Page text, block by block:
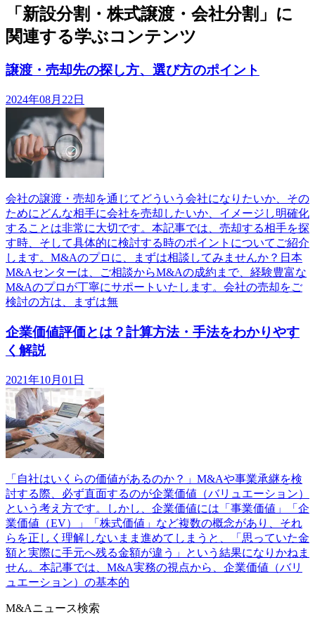
「新設分割・株式譲渡・会社分割」に
関連する学ぶコンテンツ
譲渡・売却先の探し方、選び方のポイント
2024年08月22日
会社の譲渡・売却を通じてどういう会社になりたいか、その
ためにどんな相手に会社を売却したいか、イメージし明確化
することは非常に大切です。本記事では、売却する相手を探
す時、そして具体的に検討する時のポイントについてご紹介
します。M&Aのプロに、まずは相談してみませんか？日本
M&Aセンターは、ご相談からM&Aの成約まで、経験豊富な
M&Aのプロが丁寧にサポートいたします。会社の売却をご
検討の方は、まずは無
企業価値評価とは？計算方法・手法をわかりやす
く解説
2021年10月01日
「自社はいくらの価値があるのか？」M&Aや事業承継を検
討する際、必ず直面するのが企業価値（バリュエーション）
という考え方です。しかし、企業価値には「事業価値」「企
業価値（EV）」「株式価値」など複数の概念があり、それ
らを正しく理解しないまま進めてしまうと、「思っていた金
額と実際に手元へ残る金額が違う」という結果になりかねま
せん。本記事では、M&A実務の視点から、企業価値（バリ
ュエーション）の基本的
M&Aニュース検索